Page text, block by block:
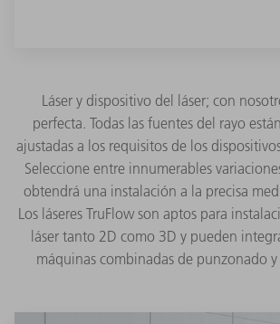
Láser y dispositivo del láser; con
perfecta. Todas las fuentes del rayo
ajustadas a los requisitos de los
Seleccione entre innumerables
obtendrá una instalación a la precisa
Los láseres TruFlow son aptos para
láser tanto 2D como 3D y pueden
máquinas combinadas de punzonado y